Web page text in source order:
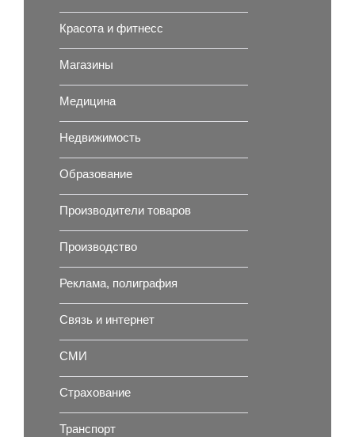
Красота и фитнесс
Магазины
Медицина
Недвижимость
Образование
Производители товаров
Производство
Реклама, полиграфия
Связь и интернет
СМИ
Страхование
Транспорт